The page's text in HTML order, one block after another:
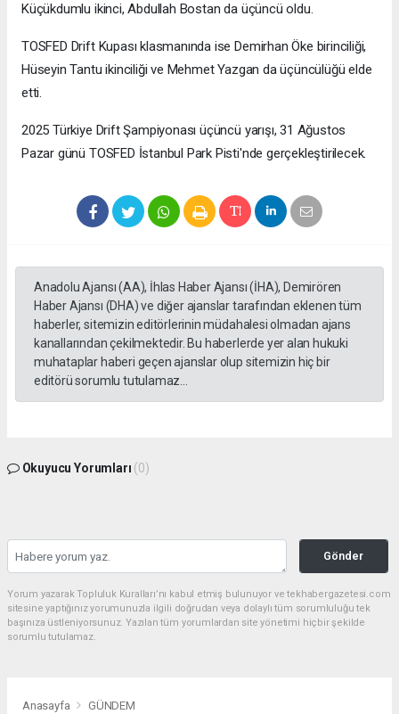
Küçükdumlu ikinci, Abdullah Bostan da üçüncü oldu.
TOSFED Drift Kupası klasmanında ise Demirhan Öke birinciliği,
Hüseyin Tantu ikinciliği ve Mehmet Yazgan da üçüncülüğü elde
etti.
2025 Türkiye Drift Şampiyonası üçüncü yarışı, 31 Ağustos
Pazar günü TOSFED İstanbul Park Pisti'nde gerçekleştirilecek.
Anadolu Ajansı (AA), İhlas Haber Ajansı (İHA), Demirören
Haber Ajansı (DHA) ve diğer ajanslar tarafından eklenen tüm
haberler, sitemizin editörlerinin müdahalesi olmadan ajans
kanallarından çekilmektedir. Bu haberlerde yer alan hukuki
muhataplar haberi geçen ajanslar olup sitemizin hiç bir
editörü sorumlu tutulamaz...
Okuyucu Yorumları (0)
Gönder
Yorum yazarak Topluluk Kuralları’nı kabul etmiş bulunuyor ve tekhabergazetesi.com
sitesine yaptığınız yorumunuzla ilgili doğrudan veya dolaylı tüm sorumluluğu tek
başınıza üstleniyorsunuz. Yazılan tüm yorumlardan site yönetimi hiçbir şekilde
sorumlu tutulamaz.
Anasayfa GÜNDEM